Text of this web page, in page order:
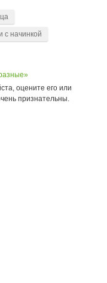
с начинкой
оцените его или
признательны.